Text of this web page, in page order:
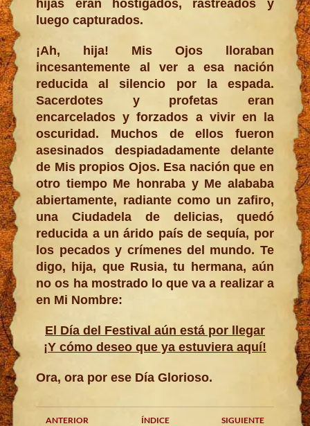
hijas eran hostigados, rastreados y
luego capturados.
¡Ah, hija! Mis Ojos lloraban
incesantemente al ver a esa nación
reducida al silencio por la espada.
Sacerdotes y profetas eran
encarcelados y forzados a vivir en la
oscuridad. Muchos de ellos fueron
asesinados despiadadamente delante
de Mis propios Ojos. Esa nación que en
otro tiempo Me honraba y Me alababa
abiertamente, radiante como un zafiro,
una Ciudadela de delicias, quedó
reducida a un árido país de sequía, por
los pecados y crímenes del mundo. Te
digo, hija, que Rusia, tu hermana, aún
no os ha mostrado lo que va a realizar a
en Mi Nombre:
El Día del Festival aún está por llegar
¡Y cómo deseo que ya estuviera aquí!
Ora, ora por ese Día Glorioso.
ANTERIOR ÍNDICE
SIGUIENTE